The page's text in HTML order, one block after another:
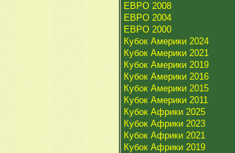
ЕВРО 2008
ЕВРО 2004
ЕВРО 2000
Кубок Америки 2024
Кубок Америки 2021
Кубок Америки 2019
Кубок Америки 2016
Кубок Америки 2015
Кубок Америки 2011
Кубок Африки 2025
Кубок Африки 2023
Кубок Африки 2021
Кубок Африки 2019